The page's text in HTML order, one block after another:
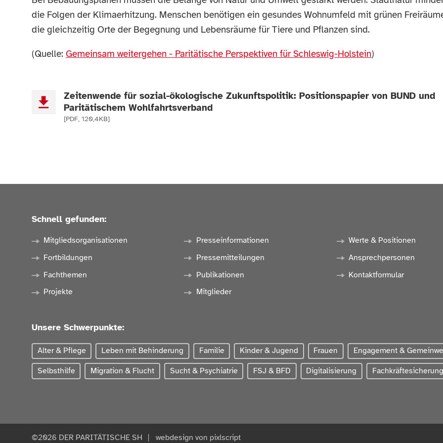
die Folgen der Klimaerhitzung. Menschen benötigen ein gesundes Wohnumfeld mit grünen
die gleichzeitig Orte der Begegnung und Lebensräume für Tiere und Pflanzen sind.
(Quelle: Gemeinsam weitergehen - Paritätische Perspektiven für Schleswig-Holstein)
Zeitenwende für sozial-ökologische Zukunftspolitik: Positionspapier von BUND und
Paritätischem Wohlfahrtsverband
[PDF, 120,4KB]
Schnell gefunden:
Mitgliedsorganisationen
Fortbildungen
Fachthemen
Projekte
Presseinformationen
Pressemitteilungen
Publikationen
Mitglieder
Werte & Positionen
Ansprechpersonen
Kontaktformular
Unsere Schwerpunkte:
Alter & Pflege Leben mit Behinderung Familie Kinder & Jugend Frauen Engagement &
Selbsthilfe Migration & Flucht Sucht & Psychiatrie FSJ & BFD Digitalisierung Fachkräftesicherung
©2026 DER PARITÄTISCHE SH webdesign von pixlscript